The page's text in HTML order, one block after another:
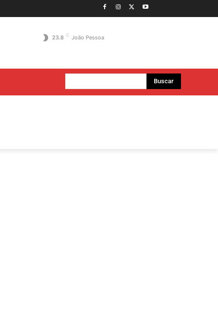
23.8 C João Pessoa
Buscar